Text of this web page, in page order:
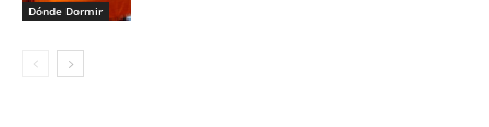
Dónde Dormir